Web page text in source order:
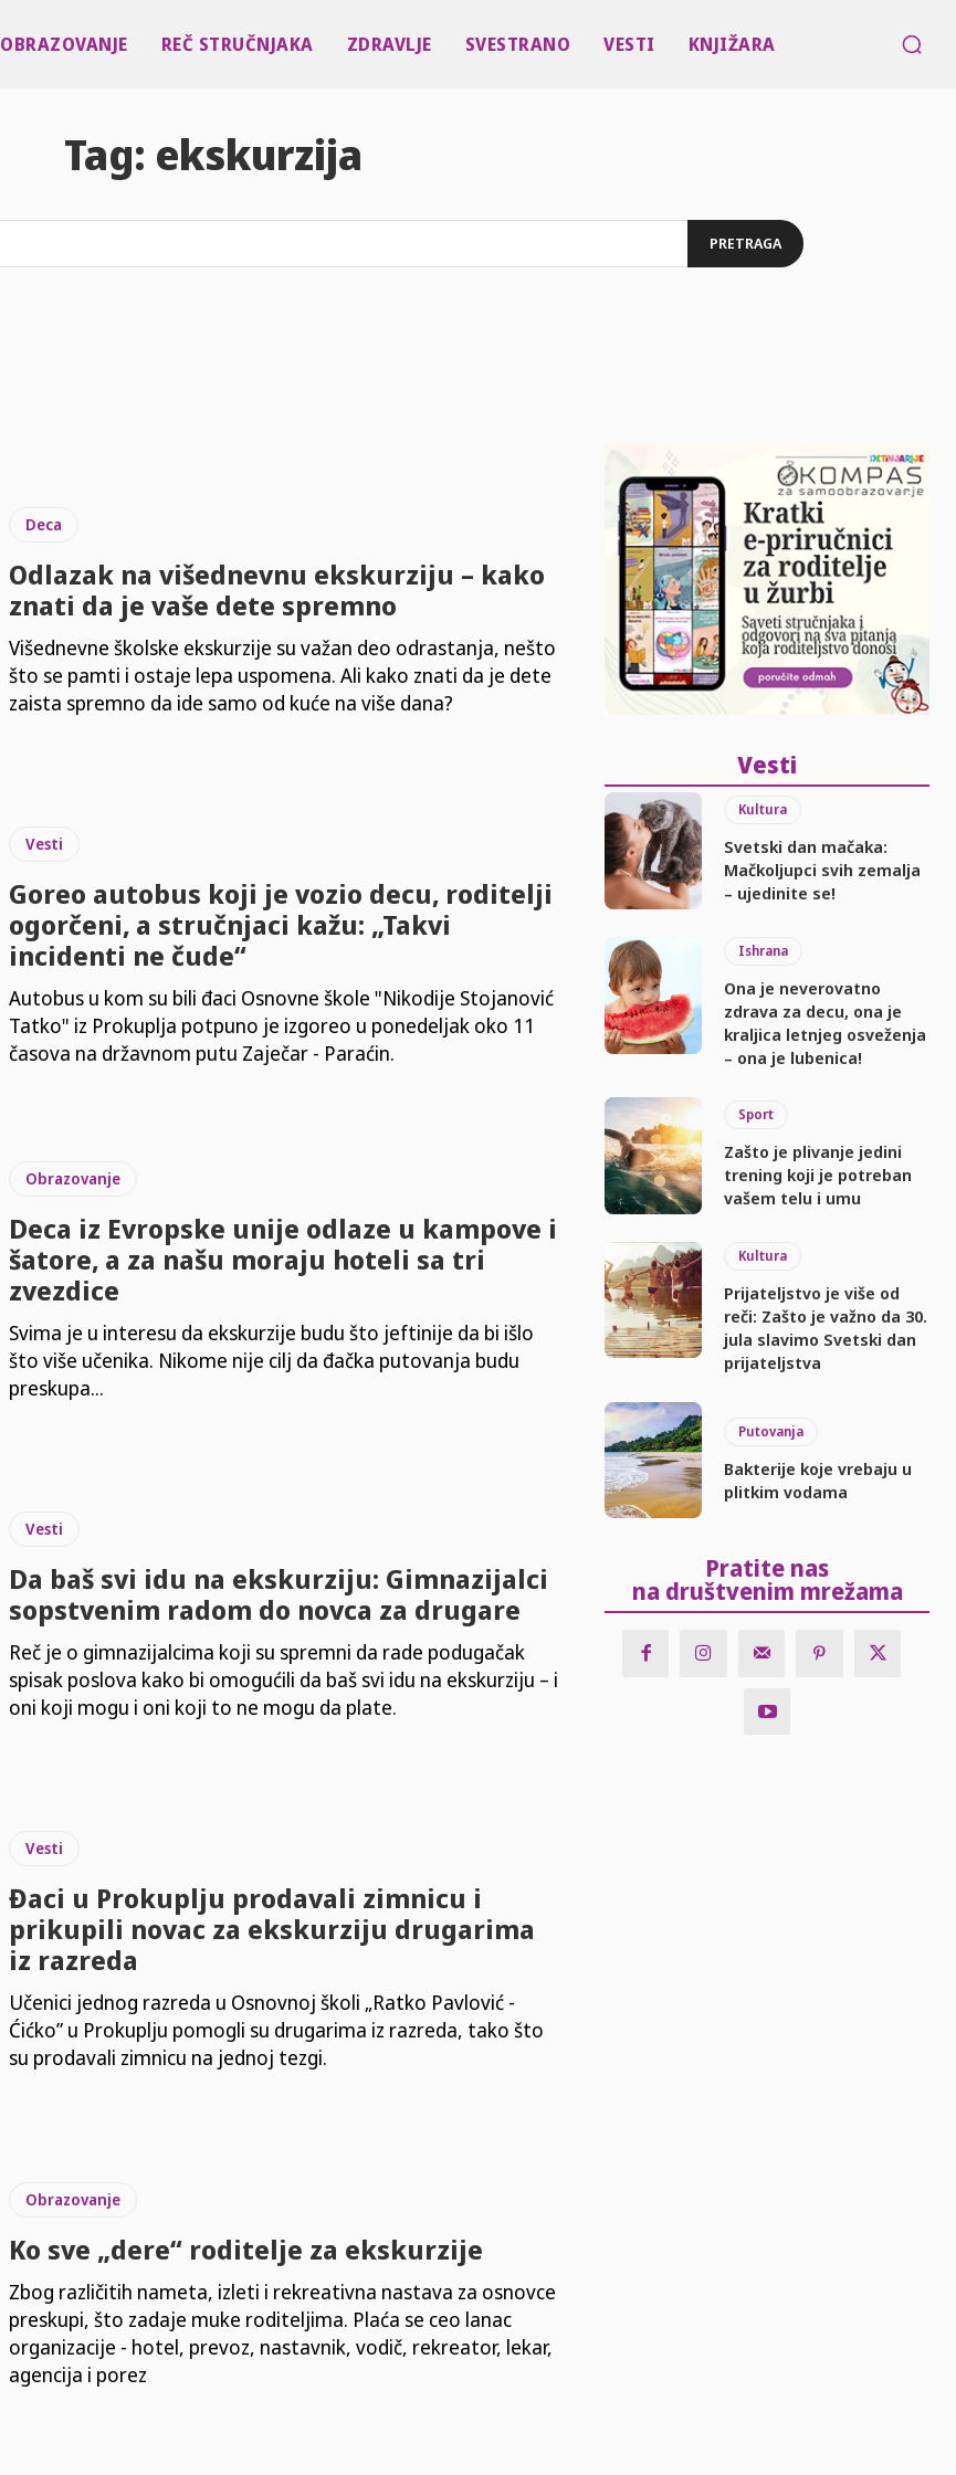
OBRAZOVANJE REČ STRUČNJAKA ZDRAVLJE SVESTRANO VESTI KNJIŽARA
Tag: ekskurzija
PRETRAGA
Deca
Odlazak na višednevnu ekskurziju – kako
znati da je vaše dete spremno
Višednevne školske ekskurzije su važan deo odrastanja, nešto
što se pamti i ostaje lepa uspomena. Ali kako znati da je dete
zaista spremno da ide samo od kuće na više dana?
Vesti
Goreo autobus koji je vozio decu, roditelji
ogorčeni, a stručnjaci kažu: „Takvi
incidenti ne čude“
Autobus u kom su bili đaci Osnovne škole "Nikodije Stojanović
Tatko" iz Prokuplja potpuno je izgoreo u ponedeljak oko 11
časova na državnom putu Zaječar - Paraćin.
Obrazovanje
Deca iz Evropske unije odlaze u kampove i
šatore, a za našu moraju hoteli sa tri
zvezdice
Svima je u interesu da ekskurzije budu što jeftinije da bi išlo
što više učenika. Nikome nije cilj da đačka putovanja budu
preskupa...
Vesti
Da baš svi idu na ekskurziju: Gimnazijalci
sopstvenim radom do novca za drugare
Reč je o gimnazijalcima koji su spremni da rade podugačak
spisak poslova kako bi omogućili da baš svi idu na ekskurziju – i
oni koji mogu i oni koji to ne mogu da plate.
Vesti
Đaci u Prokuplju prodavali zimnicu i
prikupili novac za ekskurziju drugarima
iz razreda
Učenici jednog razreda u Osnovnoj školi „Ratko Pavlović -
Ćićko” u Prokuplju pomogli su drugarima iz razreda, tako što
su prodavali zimnicu na jednoj tezgi.
Obrazovanje
Ko sve „dere“ roditelje za ekskurzije
Zbog različitih nameta, izleti i rekreativna nastava za osnovce
preskupi, što zadaje muke roditeljima. Plaća se ceo lanac
organizacije - hotel, prevoz, nastavnik, vodič, rekreator, lekar,
agencija i porez
Vesti
Kultura
Svetski dan mačaka:
Mačkoljupci svih zemalja
– ujedinite se!
Ishrana
Ona je neverovatno
zdrava za decu, ona je
kraljica letnjeg osveženja
– ona je lubenica!
Sport
Zašto je plivanje jedini
trening koji je potreban
vašem telu i umu
Kultura
Prijateljstvo je više od
reči: Zašto je važno da 30.
jula slavimo Svetski dan
prijateljstva
Putovanja
Bakterije koje vrebaju u
plitkim vodama
Pratite nas
na društvenim mrežama